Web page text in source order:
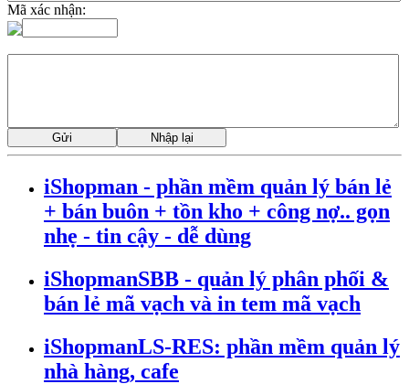
Mã xác nhận:
iShopman - phần mềm quản lý bán lẻ
+ bán buôn + tồn kho + công nợ.. gọn
nhẹ - tin cậy - dễ dùng
iShopmanSBB - quản lý phân phối &
bán lẻ mã vạch và in tem mã vạch
iShopmanLS-RES: phần mềm quản lý
nhà hàng, cafe